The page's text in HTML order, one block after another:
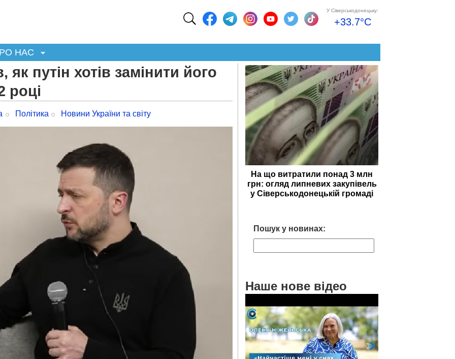
У Сіверськодонецьку:
+33.7°C
НАС
путін хотів замінити його
році
Політика Новини України та світу
На що витратили понад 3 млн
грн: огляд липневих закупівель
у Сіверськодонецькій громаді
Пошук у новинах:
Наше нове відео